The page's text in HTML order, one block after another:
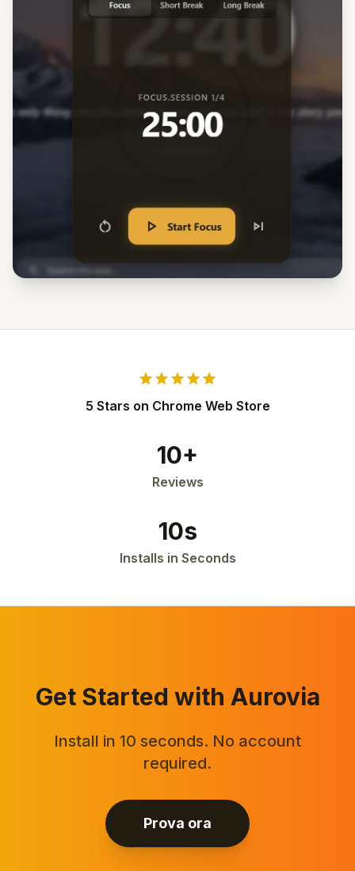
starstarstarstarstar
5 Stars on Chrome Web Store
10+
Reviews
10s
Installs in Seconds
Get Started with Aurovia
Install in 10 seconds. No account
required.
Prova ora